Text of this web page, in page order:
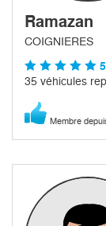
Ramazan
COIGNIERES
5
35 véhicules
Membre